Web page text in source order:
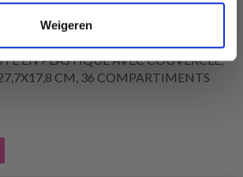
Weigeren
EN PLASTIQUE AVEC COUVERCLE,
CM, 36 COMPARTIMENTS